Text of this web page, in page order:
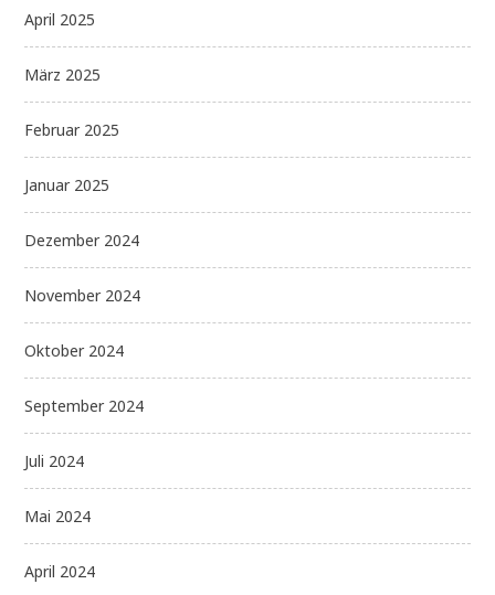
April 2025
März 2025
Februar 2025
Januar 2025
Dezember 2024
November 2024
Oktober 2024
September 2024
Juli 2024
Mai 2024
April 2024